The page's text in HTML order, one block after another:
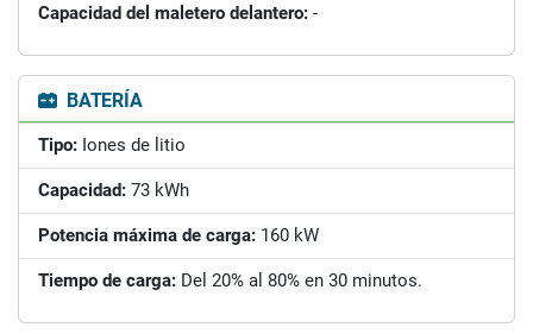
Capacidad del maletero delantero: -
BATERÍA
Tipo: Iones de litio
Capacidad: 73 kWh
Potencia máxima de carga: 160 kW
Tiempo de carga: Del 20% al 80% en 30 minutos.